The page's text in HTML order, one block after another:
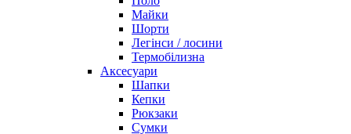
Майки
Шорти
Легінси / лосини
Термобілизна
Аксесуари
Шапки
Кепки
Рюкзаки
Сумки